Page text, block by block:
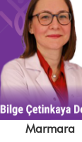
Marmara